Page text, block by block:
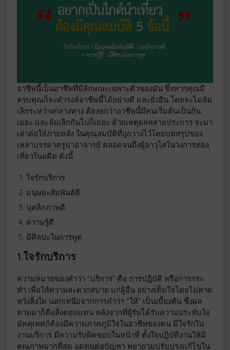
อาชีพนี้เป็นอาชีพที่มีลักษณะเฉพาะตัวของมัน ซึ่งหากคุณมี
ครบคุณก็จะดำรงค์อาชีพนี้ได้อย่างดี และยั่งยืน โดยจะไม่ล้ม
เลิกระหว่างกลางทาง ต้องอกว่าอาชีพนี้มีคนเริ่มต้นเป็นกัน
เยอะ และล้มเลิกกันไปก็เยอะ ด้วยเหตุผลหลายประการ จะมา
เล่าต่อให้ภายหลัง ในคุณสมบัติที่ถูกวางไว้โดยบทสรุปของ
เหล่าบรรดาครูบาอาจารย์ ตลอดจนถึงผู้อาวุโสในวงการท่อง
เที่ยวในอดีต ดังนี้
ใจรักบริการ
มนุษยะสัมพันธ์ดี
บุคลิกภาพดี
ความรู้ดี
มีศิลปะในการพูด
1.ใจรักบริการ
ความหมายของคำว่า “บริการ” คือ การปฏิบัติ หรือการกระ
ทำ เพื่อให้ความสะดวกสบาย แก่ผู้อื่น อย่างเต็มใจโดยไม่คาด
หวังสิ่งใด นอกเหนือจากการคำว่า “ให้” เป็นเบื้องต้น ซึ่งผล
ตามมาก็คือสิ่งตอบแทน หลังจากที่ผู้รับได้รับความประทับใจ
มัคคุเทศก์ต้องมีความภาคภูมิใจในอาชีพของตน มีใจรักใน
งานบริการ มีความรับผิดชอบในหน้าที่ ตั้งใจปฏิบัติงานให้มี
คุณภาพมากที่สุด อดทนต่อปัญหา พยายามปรับปรุงแก้ไขใน